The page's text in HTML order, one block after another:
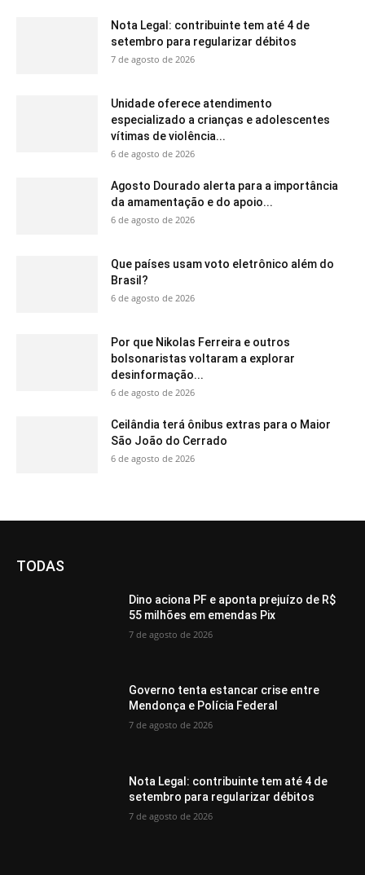
Nota Legal: contribuinte tem até 4 de
setembro para regularizar débitos
7 de agosto de 2026
Unidade oferece atendimento
especializado a crianças e adolescentes
vítimas de violência...
6 de agosto de 2026
Agosto Dourado alerta para a importância
da amamentação e do apoio...
6 de agosto de 2026
Que países usam voto eletrônico além do
Brasil?
6 de agosto de 2026
Por que Nikolas Ferreira e outros
bolsonaristas voltaram a explorar
desinformação...
6 de agosto de 2026
Ceilândia terá ônibus extras para o Maior
São João do Cerrado
6 de agosto de 2026
TODAS
Dino aciona PF e aponta prejuízo de R$
55 milhões em emendas Pix
7 de agosto de 2026
Governo tenta estancar crise entre
Mendonça e Polícia Federal
7 de agosto de 2026
Nota Legal: contribuinte tem até 4 de
setembro para regularizar débitos
7 de agosto de 2026